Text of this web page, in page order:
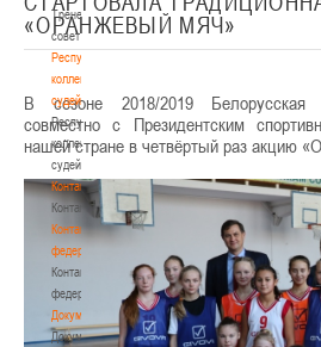
Тренерский
совет
Республиканская
коллегия
судей
Республиканская
коллегия
судей
Контакты
Контакты
Контакты
федерации
Контакты
федерации
Документы
Документы
«ОРАНЖЕВЫЙ МЯЧ»
В сезоне 2018/2019 Белорусская
совместно с Президентским
нашей стране в четвёртый раз акцию